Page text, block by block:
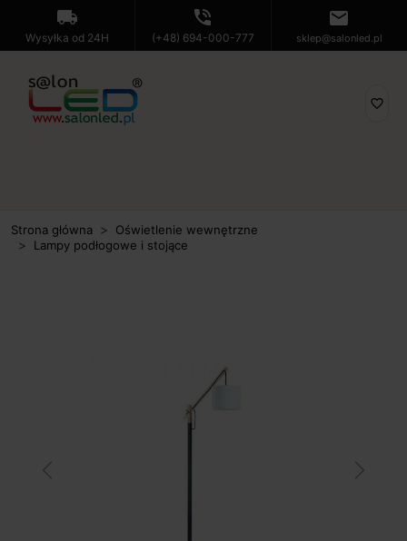
local_shipping
Wysyłka od 24H
phone_in_talk
(+48) 694-000-777
mail
sklep@salonled.pl
favorite_border
Strona główna
Oświetlenie wewnętrzne
Lampy podłogowe i stojące